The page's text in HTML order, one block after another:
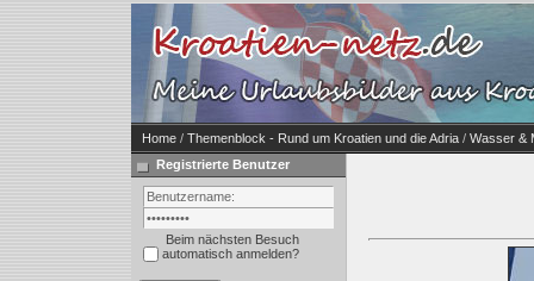
Home / Themenblock - Rund um Kroatien und die Adria / Wasser &
Registrierte Benutzer
Beim nächsten Besuch
automatisch anmelden?